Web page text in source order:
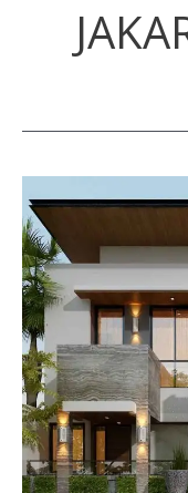
Rumah
Mewah
2
Lantai
300
M2
Minimalis
Tropis